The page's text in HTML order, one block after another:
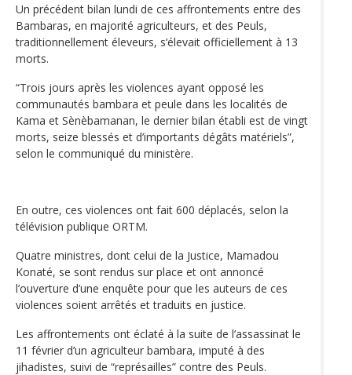
Un précédent bilan lundi de ces affrontements entre des
Bambaras, en majorité agriculteurs, et des Peuls,
traditionnellement éleveurs, s‘élevait officiellement à 13
morts.
“Trois jours après les violences ayant opposé les
communautés bambara et peule dans les localités de
Kama et Sènèbamanan, le dernier bilan établi est de vingt
morts, seize blessés et d’importants dégâts matériels”,
selon le communiqué du ministère.
En outre, ces violences ont fait 600 déplacés, selon la
télévision publique ORTM.
Quatre ministres, dont celui de la Justice, Mamadou
Konaté, se sont rendus sur place et ont annoncé
l’ouverture d’une enquête pour que les auteurs de ces
violences soient arrêtés et traduits en justice.
Les affrontements ont éclaté à la suite de l’assassinat le
11 février d’un agriculteur bambara, imputé à des
jihadistes, suivi de “représailles” contre des Peuls.